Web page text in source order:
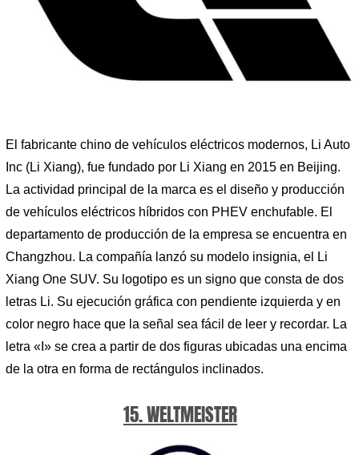
El fabricante chino de vehículos eléctricos modernos, Li Auto
Inc (Li Xiang), fue fundado por Li Xiang en 2015 en Beijing.
La actividad principal de la marca es el diseño y producción
de vehículos eléctricos híbridos con PHEV enchufable. El
departamento de producción de la empresa se encuentra en
Changzhou. La compañía lanzó su modelo insignia, el Li
Xiang One SUV. Su logotipo es un signo que consta de dos
letras Li. Su ejecución gráfica con pendiente izquierda y en
color negro hace que la señal sea fácil de leer y recordar. La
letra «I» se crea a partir de dos figuras ubicadas una encima
de la otra en forma de rectángulos inclinados.
15. WELTMEISTER